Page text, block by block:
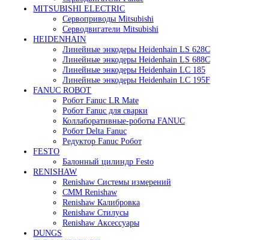
Меню
элемент 0₽
Просмотр категорий
FANUC
Контроллеры Fanuc
Сервоуселители Fanuc
Энкодеры Fanuc
Fanuc PCB Плата
Серводвигатели Fanuc
MITSUBISHI ELECTRIC
Сервоприводы Mitsubishi
HEIDENHAIN
Линейные энкодеры Heidenhain LS 628C
Линейные энкодеры Heidenhain LS 688C
Линейные энкодеры Heidenhain LC 185
Линейные энкодеры Heidenhain LC 195F
FANUC ROBOT